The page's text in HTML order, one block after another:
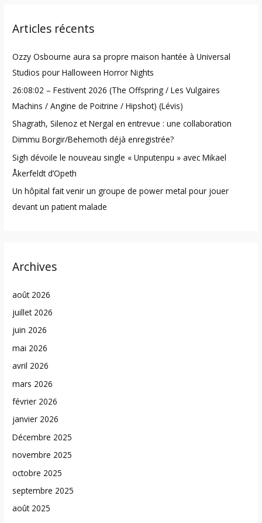
c
f
o
r
:
Articles récents
Ozzy Osbourne aura sa propre maison hantée à Universal
Studios pour Halloween Horror Nights
26:08:02 – Festivent 2026 (The Offspring / Les Vulgaires
Machins / Angine de Poitrine / Hipshot) (Lévis)
Shagrath, Silenoz et Nergal en entrevue : une collaboration
Dimmu Borgir/Behemoth déjà enregistrée?
Sigh dévoile le nouveau single « Unputenpu » avec Mikael
Åkerfeldt d’Opeth
Un hôpital fait venir un groupe de power metal pour jouer
devant un patient malade
Archives
août 2026
juillet 2026
juin 2026
mai 2026
avril 2026
mars 2026
février 2026
janvier 2026
Décembre 2025
novembre 2025
octobre 2025
septembre 2025
août 2025